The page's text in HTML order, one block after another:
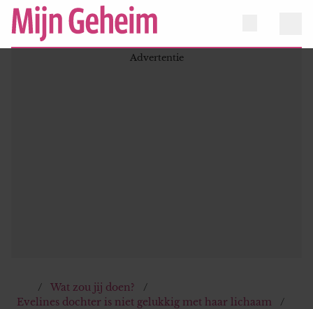
Wat zou jij doen?
Evelines dochter is niet gelukkig met haar lichaam